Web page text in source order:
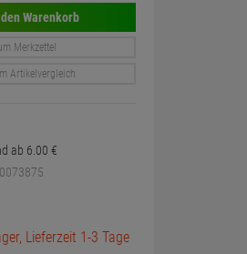
Warenkorb
Merkzettel
Artikelvergleich
ab 6. 00 €
Lieferzeit 1-3 Tage